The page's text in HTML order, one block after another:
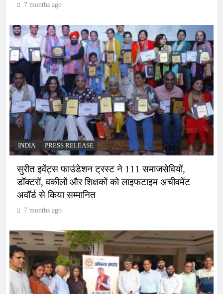
7 months ago
INDIA PRESS RELEASE
सुरीत इवेंट्स फाउंडेशन ट्रस्ट ने 111 समाजसेवियों,
डॉक्टरों, वकीलों और शिक्षकों को लाइफटाइम अचीवमेंट
अवॉर्ड से किया सम्मानित
7 months ago